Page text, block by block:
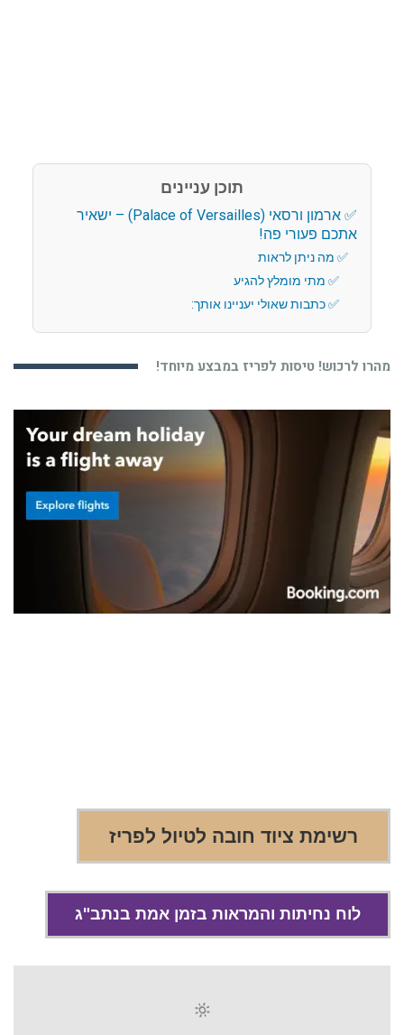
תוכן עניינים
ארמון ורסאי (Palace of Versailles) – ישאיר
אתכם פעורי פה!
מה ניתן לראות
מתי מומלץ להגיע
כתבות שאולי יעניינו אותך:
מהרו לרכוש! טיסות לפריז במבצע מיוחד!
רשימת ציוד חובה לטיול לפריז
לוח נחיתות והמראות בזמן אמת בנתב"ג